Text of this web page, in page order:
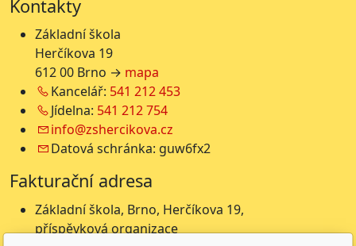
Kontakty
Základní škola
Herčíkova 19
612 00 Brno → mapa
Kancelář: 541 212 453
Jídelna: 541 212 754
info@zshercikova.cz
Datová schránka: guw6fx2
Fakturační adresa
Základní škola, Brno, Herčíkova 19,
příspěvková organizace